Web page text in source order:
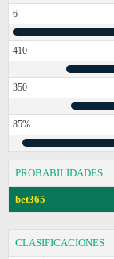
6
410
350
85%
PROBABILIDADES
bet365
CLASIFICACIONES